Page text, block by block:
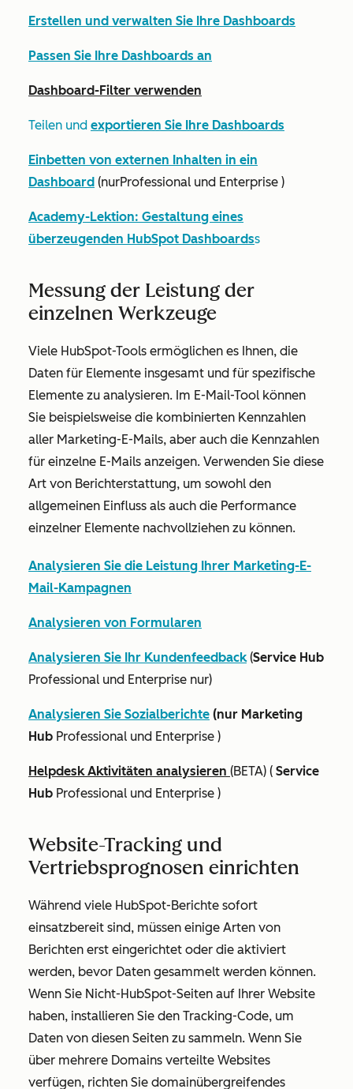
Erstellen und verwalten Sie Ihre Dashboards
Passen Sie Ihre Dashboards an
Dashboard-Filter verwenden
Teilen und exportieren Sie Ihre Dashboards
Einbetten von externen Inhalten in ein
Dashboard (nurProfessional und Enterprise )
Academy-Lektion: Gestaltung eines
überzeugenden HubSpot Dashboardss
Messung der Leistung der
einzelnen Werkzeuge
Viele HubSpot-Tools ermöglichen es Ihnen, die
Daten für Elemente insgesamt und für spezifische
Elemente zu analysieren. Im E-Mail-Tool können
Sie beispielsweise die kombinierten Kennzahlen
aller Marketing-E-Mails, aber auch die Kennzahlen
für einzelne E-Mails anzeigen. Verwenden Sie diese
Art von Berichterstattung, um sowohl den
allgemeinen Einfluss als auch die Performance
einzelner Elemente nachvollziehen zu können.
Analysieren Sie die Leistung Ihrer Marketing-E-
Mail-Kampagnen
Analysieren von Formularen
Analysieren Sie Ihr Kundenfeedback(Service Hub
Professional und Enterprise nur)
Analysieren Sie Sozialberichte (nur Marketing
Hub Professional und Enterprise )
Helpdesk Aktivitäten analysieren (BETA) ( Service
Hub Professional und Enterprise )
Website-Tracking und
Vertriebsprognosen einrichten
Während viele HubSpot-Berichte sofort
einsatzbereit sind, müssen einige Arten von
Berichten erst eingerichtet oder die aktiviert
werden, bevor Daten gesammelt werden können.
Wenn Sie Nicht-HubSpot-Seiten auf Ihrer Website
haben, installieren Sie den Tracking-Code, um
Daten von diesen Seiten zu sammeln. Wenn Sie
über mehrere Domains verteilte Websites
verfügen, richten Sie domainübergreifendes